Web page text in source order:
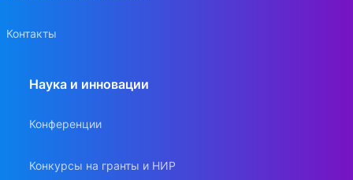
Контакты
Наука и инновации
Конференции
Конкурсы на гранты и НИР